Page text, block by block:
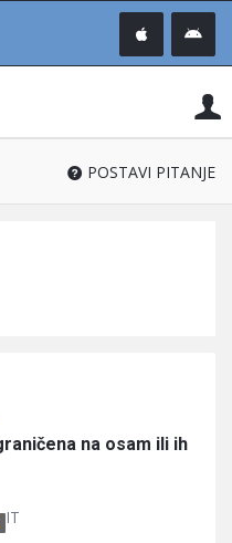
®
POSTAVI PITANJE
na osam ili ih
IT